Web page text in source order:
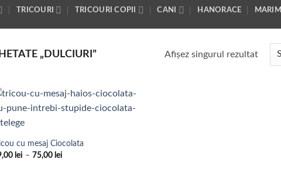
TRICOURI TRICOURI COPII CANI HANORACE
„DULCIURI” Afișez singurul rezultat
cu mesaj Ciocolata
lei – 75,00 leiInterval